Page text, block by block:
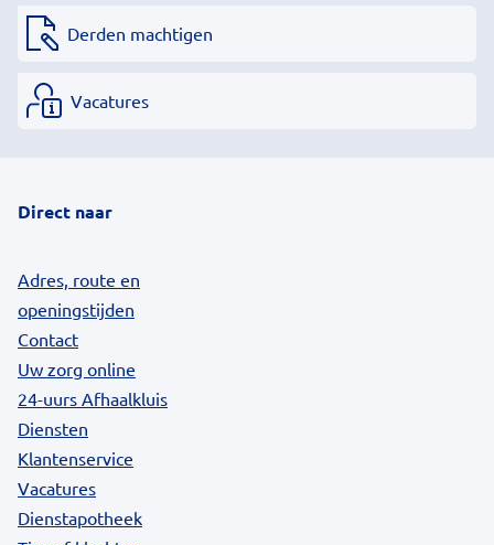
Derden machtigen
Vacatures
Direct naar
Adres, route en
openingstijden
Contact
Uw zorg online
24-uurs Afhaalkluis
Diensten
Klantenservice
Vacatures
Dienstapotheek